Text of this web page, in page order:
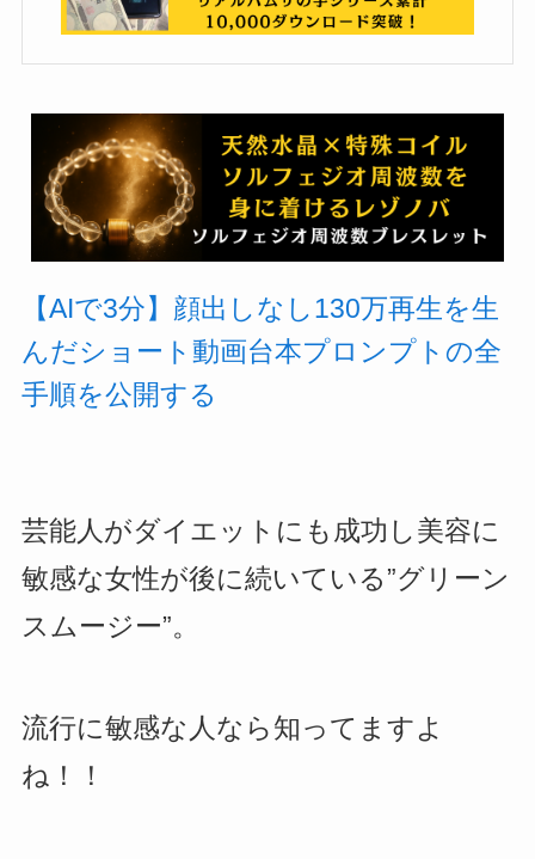
【AIで3分】顔出しなし130万再生を生
んだショート動画台本プロンプトの全
手順を公開する
芸能人がダイエットにも成功し美容に
敏感な女性が後に続いている”グリーン
スムージー”。
流行に敏感な人なら知ってますよ
ね！！